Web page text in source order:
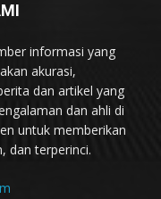
informasi yang
akurasi,
dan artikel yang
dan ahli di
untuk memberikan
dan terperinci.